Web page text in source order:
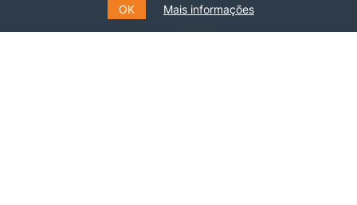
OK
Mais informações